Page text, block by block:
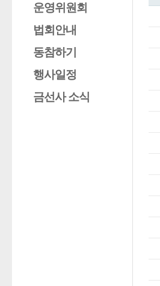
운영위원회
법회안내
동참하기
행사일정
금선사 소식